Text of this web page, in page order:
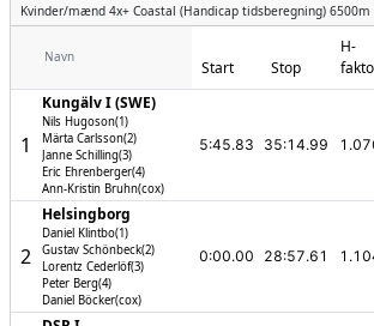
Kvinder/mænd 4x+ Coastal (Handicap tidsberegning) 6500m
Navn
Start Stop
H-
1
Kungälv I (SWE)
Nils Hugoson(1)
Märta Carlsson(2)
Janne Schilling(3)
Eric Ehrenberger(4)
Ann-Kristin Bruhn(cox)
5:45.83 35:14.99
2
Helsingborg
Daniel Klintbo(1)
Gustav Schönbeck(2)
Lorentz Cederlöf(3)
Peter Berg(4)
Daniel Böcker(cox)
0:00.00 28:57.61